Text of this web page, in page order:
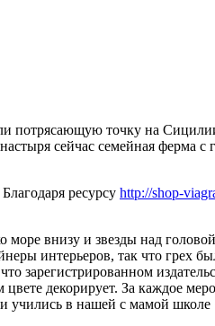
потрясающую точку на
сейчас семейная
ресурсу http://shop-
внизу и звезды над
интерьеров, так что грех
зарегистрированном
декорирует. За каждое
учились в нашей с мамой